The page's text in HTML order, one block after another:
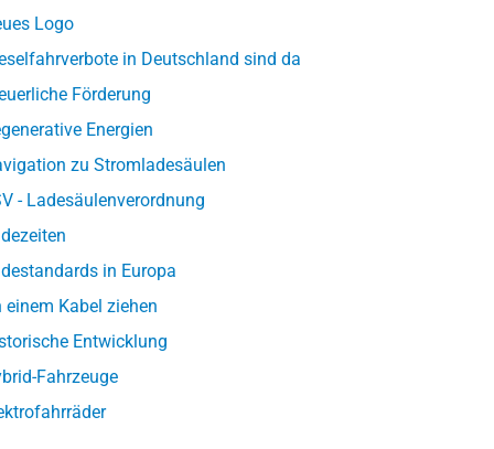
Logo
in Deutschland sind da
Förderung
Energien
zu Stromladesäulen
- Ladesäulenverordnung
in Europa
einem Kabel ziehen
Entwicklung
Fahrzeuge